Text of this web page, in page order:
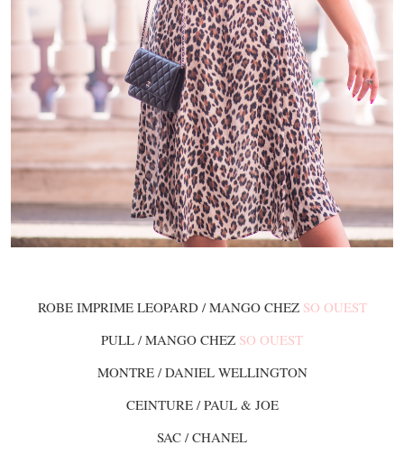
ROBE IMPRIME LEOPARD / MANGO CHEZ SO OUEST
PULL / MANGO CHEZ SO OUEST
MONTRE / DANIEL WELLINGTON
CEINTURE / PAUL & JOE
SAC / CHANEL